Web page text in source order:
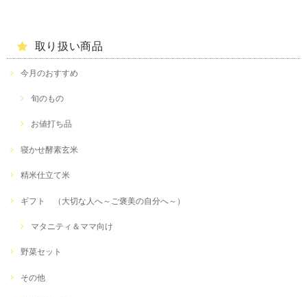
取り扱い商品
今月のおすすめ
旬のもの
お値打ち品
寝かせ酵素玄米
精米仕立て米
ギフト （大切な人へ～ご褒美の自分へ～）
マタニティ＆ママ向け
野菜セット
その他